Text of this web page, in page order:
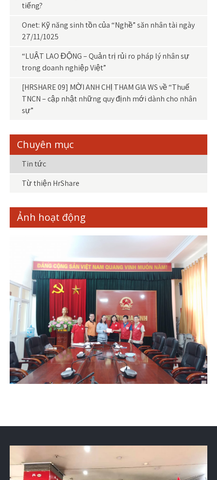
tiếng?
Onet: Kỹ năng sinh tồn của “Nghề” săn nhân tài ngày
27/11/1025
“LUẬT LAO ĐỘNG – Quản trị rủi ro pháp lý nhân sự
trong doanh nghiệp Việt”
[HRSHARE 09] MỜI ANH CHỊ THAM GIA WS về “Thuế
TNCN – cập nhật những quy định mới dành cho nhân
sự”
Chuyên mục
Tin tức
Từ thiện HrShare
Ảnh hoạt động